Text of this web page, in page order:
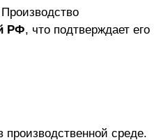
РФ, что подтверждает его